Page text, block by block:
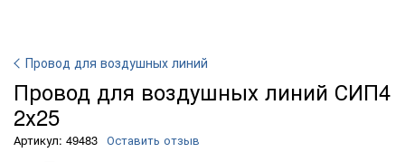
Провод для воздушных линий
Провод для воздушных линий СИП4
2х25
Артикул: 49483 Оставить отзыв